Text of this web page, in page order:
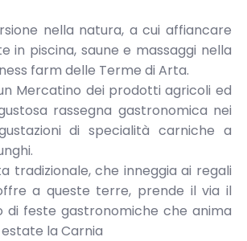
nella natura, a cui affiancare
in piscina, saune e massaggi nella
farm delle Terme di Arta.
Mercatino dei prodotti agricoli ed
rassegna gastronomica nei
di specialità carniche a
tradizionale, che inneggia ai regali
a queste terre, prende il via il
di feste gastronomiche che anima
la Carnia